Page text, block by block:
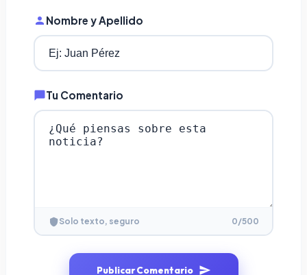
Nombre y Apellido
Tu Comentario
Solo texto, seguro 0/500
Publicar Comentario